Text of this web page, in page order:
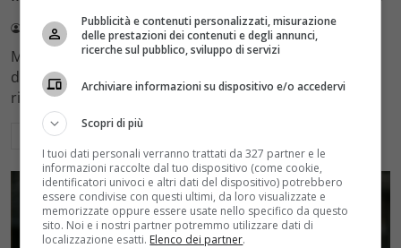
Redazione Velvet 4 Agosto 2026
Mediaset sceglie di mantenere Gerry Scotti e La Ruota
della Fortuna nell'access prime time estivo di Canale 5,
rinviando a dicembre il debutto di Enrico Pa
Leggi di più
Pubblicità e contenuti personalizzati, misurazione
delle prestazioni dei contenuti e degli annunci,
ricerche sul pubblico, sviluppo di servizi
Archiviare informazioni su dispositivo e/o accedervi
Scopri di più
I tuoi dati personali verranno trattati da 327 partner e le
informazioni raccolte dal tuo dispositivo (come cookie,
identificatori univoci e altri dati del dispositivo) potrebbero
essere condivise con questi ultimi, da loro visualizzate e
memorizzate oppure essere usate nello specifico da questo
sito. Noi e i nostri partner potremmo utilizzare dati di
localizzazione esatti. Elenco dei partner.